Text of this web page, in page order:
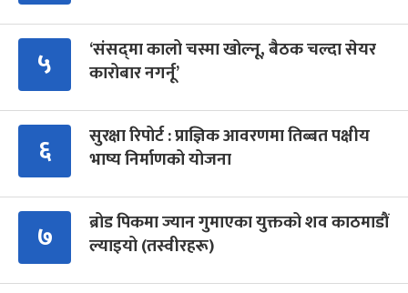
५
‘संसद्‍मा कालो चस्मा खोल्नू, बैठक चल्दा सेयर
कारोबार नगर्नू’
६
सुरक्षा रिपोर्ट : प्राज्ञिक आवरणमा तिब्बत पक्षीय
भाष्य निर्माणको योजना
७
ब्रोड पिकमा ज्यान गुमाएका युक्तको शव काठमाडौं
ल्याइयो (तस्वीरहरू)